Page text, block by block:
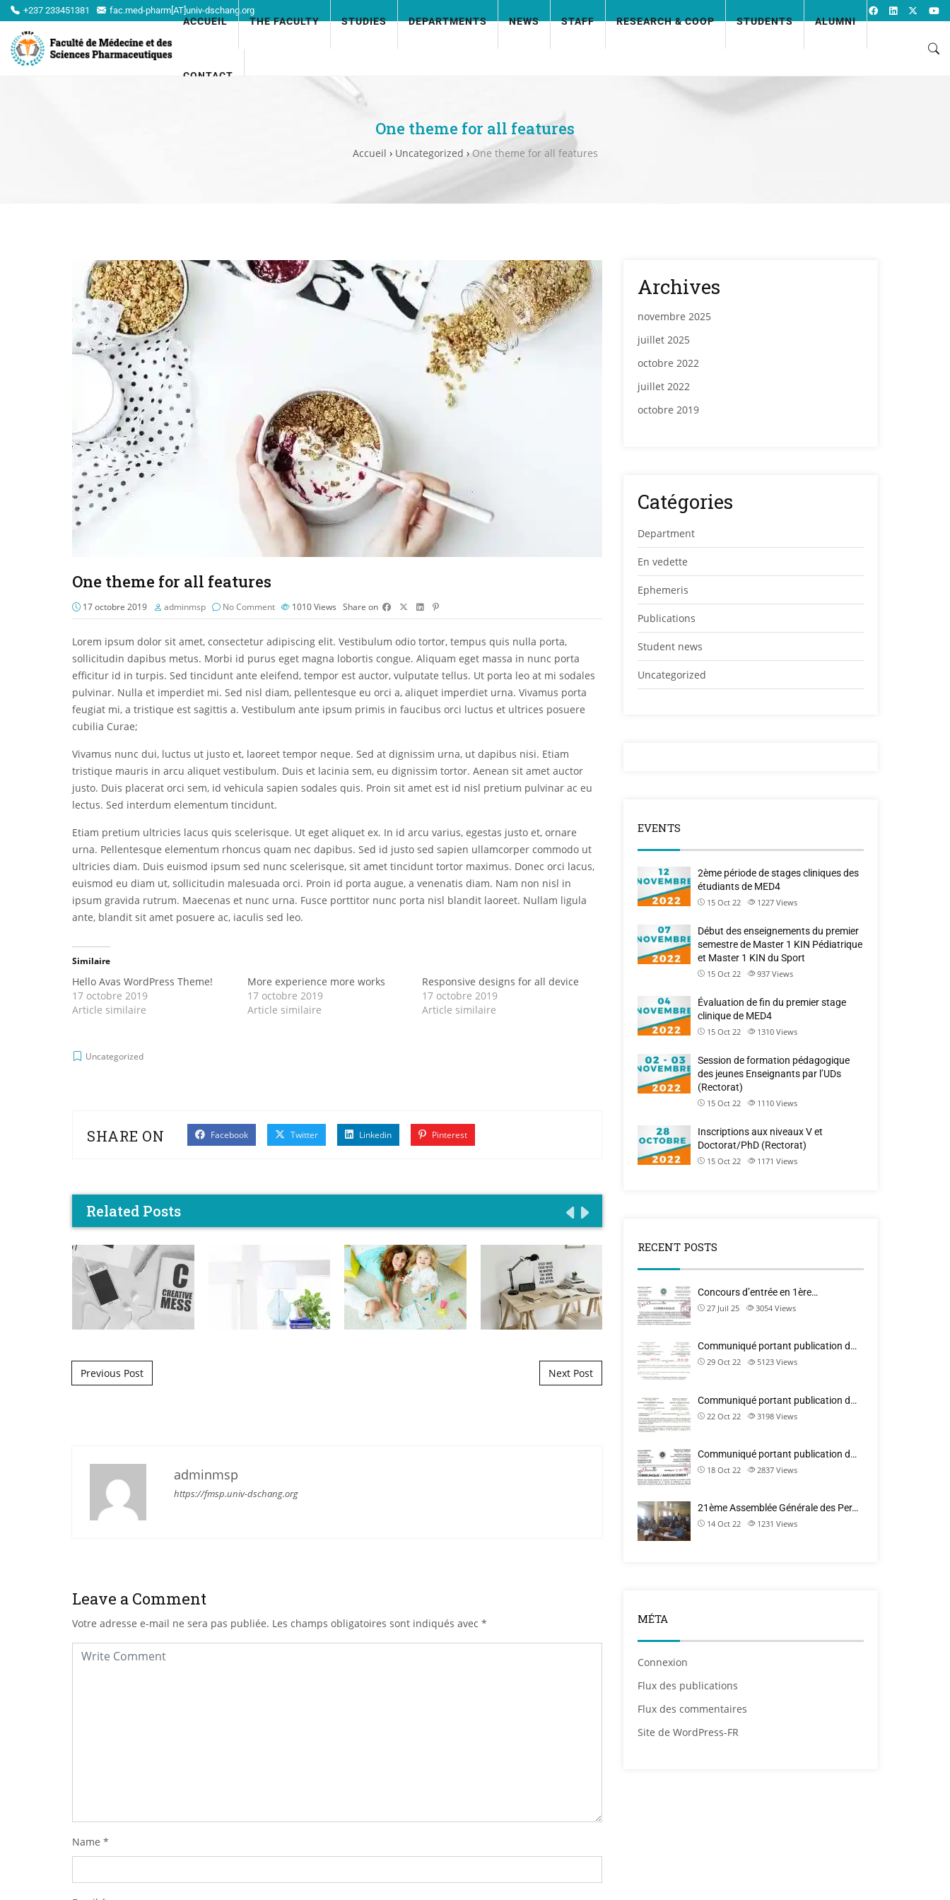
+237 233451381 fac.med-pharm[AT]univ-dschang.org
ACCUEIL THE FACULTY STUDIES DEPARTMENTS NEWS STAFF RESEARCH & COOP STUDENTS ALUMNI
CONTACT
One theme for all features
Accueil › Uncategorized › One theme for all features
One theme for all features
17 octobre 2019 adminmsp No Comment 1010Views Share on
Lorem ipsum dolor sit amet, consectetur adipiscing elit. Vestibulum odio tortor, tempus quis nulla porta,
sollicitudin dapibus metus. Morbi id purus eget magna lobortis congue. Aliquam eget massa in nunc porta
efficitur id in turpis. Sed tincidunt ante eleifend, tempor est auctor, vulputate tellus. Ut porta leo at mi sodales
pulvinar. Nulla et imperdiet mi. Sed nisl diam, pellentesque eu orci a, aliquet imperdiet urna. Vivamus porta
feugiat mi, a tristique est sagittis a. Vestibulum ante ipsum primis in faucibus orci luctus et ultrices posuere
cubilia Curae;
Vivamus nunc dui, luctus ut justo et, laoreet tempor neque. Sed at dignissim urna, ut dapibus nisi. Etiam
tristique mauris in arcu aliquet vestibulum. Duis et lacinia sem, eu dignissim tortor. Aenean sit amet auctor
justo. Duis placerat orci sem, id vehicula sapien sodales quis. Proin sit amet est id nisl pretium pulvinar ac eu
lectus. Sed interdum elementum tincidunt.
Etiam pretium ultricies lacus quis scelerisque. Ut eget aliquet ex. In id arcu varius, egestas justo et, ornare
urna. Pellentesque elementum rhoncus quam nec dapibus. Sed id justo sed sapien ullamcorper commodo ut
ultricies diam. Duis euismod ipsum sed nunc scelerisque, sit amet tincidunt tortor maximus. Donec orci lacus,
euismod eu diam ut, sollicitudin malesuada orci. Proin id porta augue, a venenatis diam. Nam non nisl in
ipsum gravida rutrum. Maecenas et nunc urna. Fusce porttitor nunc porta nisl blandit laoreet. Nullam ligula
ante, blandit sit amet posuere ac, iaculis sed leo.
Similaire
Hello Avas WordPress Theme!
17 octobre 2019
Article similaire
More experience more works
17 octobre 2019
Article similaire
Responsive designs for all device
17 octobre 2019
Article similaire
Uncategorized
SHARE ON Facebook Twitter Linkedin Pinterest
Related Posts
Post navigation
Previous Post Next Post
adminmsp
https://fmsp.univ-dschang.org
Leave a Comment
Votre adresse e-mail ne sera pas publiée. Les champs obligatoires sont indiqués avec *
Name *
Archives
novembre 2025
juillet 2025
octobre 2022
juillet 2022
octobre 2019
Catégories
Department
En vedette
Ephemeris
Publications
Student news
Uncategorized
EVENTS
2ème période de stages cliniques des
étudiants de MED4
15 Oct 22 1227 Views
Début des enseignements du premier
semestre de Master 1 KIN Pédiatrique
et Master 1 KIN du Sport
15 Oct 22 937 Views
Évaluation de fin du premier stage
clinique de MED4
15 Oct 22 1310 Views
Session de formation pédagogique
des jeunes Enseignants par l’UDs
(Rectorat)
15 Oct 22 1110 Views
Inscriptions aux niveaux V et
Doctorat/PhD (Rectorat)
15 Oct 22 1171 Views
RECENT POSTS
Concours d’entrée en 1ère…
27 Juil 25 3054 Views
Communiqué portant publication d…
29 Oct 22 5123 Views
Communiqué portant publication d…
22 Oct 22 3198 Views
Communiqué portant publication d…
18 Oct 22 2837 Views
21ème Assemblée Générale des Per…
14 Oct 22 1231 Views
MÉTA
Connexion
Flux des publications
Flux des commentaires
Site de WordPress-FR